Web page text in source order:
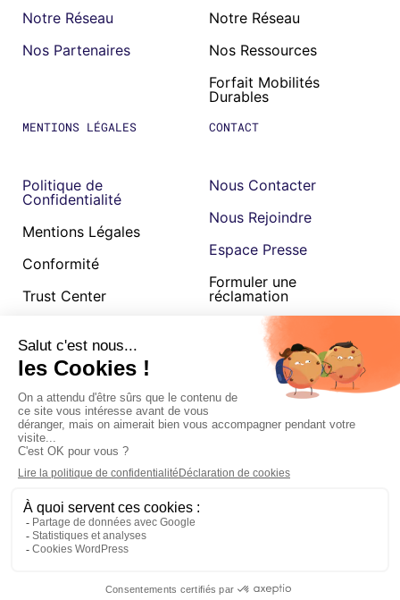
Notre Réseau
Nos Partenaires
Notre Réseau
Nos Ressources
Forfait Mobilités
Durables
MENTIONS LÉGALES
Politique de
Confidentialité
Mentions Légales
Conformité
Trust Center
CGU
CONTACT
Nous Contacter
Nous Rejoindre
Espace Presse
Formuler une
réclamation
Betterway SAS au capital de 275 407,80€, 120 quai de Jemmapes, 75010,
RCS Paris B 879 207 348 est une société enregistrée par l’Autorité de
services de paiement de l’établissement de monnaie électronique